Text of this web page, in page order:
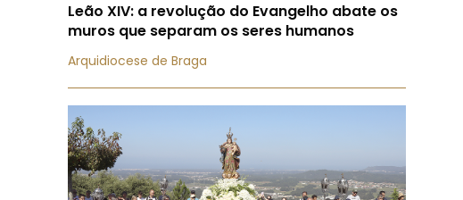
Leão XIV: a revolução do Evangelho abate os
muros que separam os seres humanos
Arquidiocese de Braga